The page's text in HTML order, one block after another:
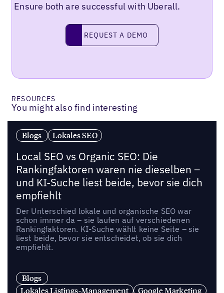
Ensure both are successful with Uberall.
Request a demo
REQUEST A DEMO
RESOURCES
You might also find interesting
Blogs Lokales SEO
Local SEO vs Organic SEO: Die
Rankingfaktoren waren nie dieselben –
und KI-Suche liest beide, bevor sie dich
empfiehlt
Der Unterschied lokale und organische SEO war
schon immer da – sie laufen auf verschiedenen
Rankingfaktoren. KI-Suche wählt keine Seite – sie
liest beide, bevor sie entscheidet, ob sie dich
empfiehlt.
Blogs
Lokales Listings-Management
Google Marketing